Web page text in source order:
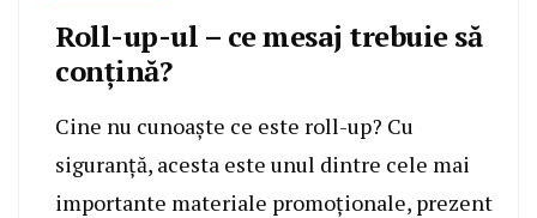
Roll-up-ul – ce mesaj trebuie să
conțină?
Cine nu cunoaște ce este roll-up? Cu
siguranță, acesta este unul dintre cele mai
importante materiale promoționale, prezent